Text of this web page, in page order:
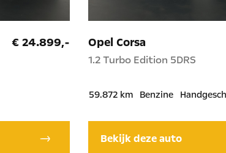
€ 24.899,- Opel Corsa
1.2 Turbo Edition 5DRS
59.872 km Benzine
Bekijk deze auto